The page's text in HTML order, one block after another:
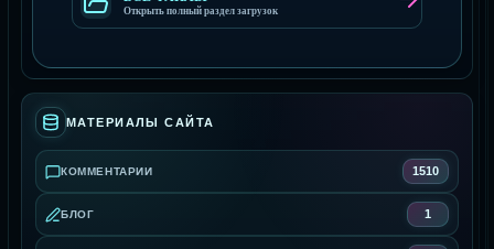
Открыть полный раздел загрузок
МАТЕРИАЛЫ САЙТА
КОММЕНТАРИИ 1510
БЛОГ 1